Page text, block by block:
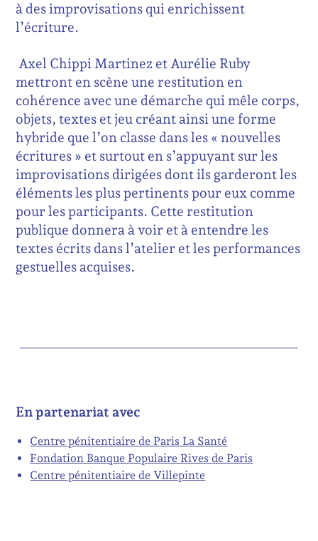
à des improvisations qui enrichissent
l’écriture.
Axel Chippi Martinez et Aurélie Ruby
mettront en scène une restitution en
cohérence avec une démarche qui mêle corps,
objets, textes et jeu créant ainsi une forme
hybride que l’on classe dans les « nouvelles
écritures » et surtout en s’appuyant sur les
improvisations dirigées dont ils garderont les
éléments les plus pertinents pour eux comme
pour les participants. Cette restitution
publique donnera à voir et à entendre les
textes écrits dans l’atelier et les performances
gestuelles acquises.
En partenariat avec
Centre pénitentiaire de Paris La Santé
Fondation Banque Populaire Rives de Paris
Centre pénitentiaire de Villepinte